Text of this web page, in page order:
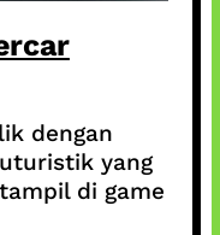
dengan
yang
di game